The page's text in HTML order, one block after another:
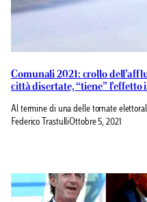
Comunali 2021: crollo
città disertate, “tiene”
Al termine di una delle tornate
Federico TrastulliOttobre 5, 2021